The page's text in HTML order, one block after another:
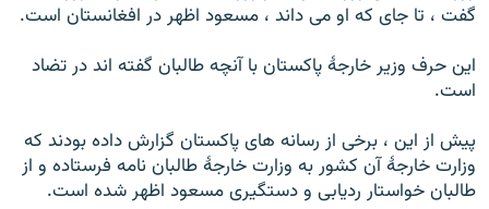
گفت ، تا جای که او می داند ، مسعود اظهر در افغانستان است.
این حرف وزیر خارجۀ پاکستان با آنچه طالبان گفته اند در تضاد
است.
پیش از این ، برخی از رسانه های پاکستان گزارش داده بودند که
وزارت خارجۀ آن کشور به وزارت خارجۀ طالبان نامه فرستاده و از
طالبان خواستار ردیابی و دستگیری مسعود اظهر شده است.